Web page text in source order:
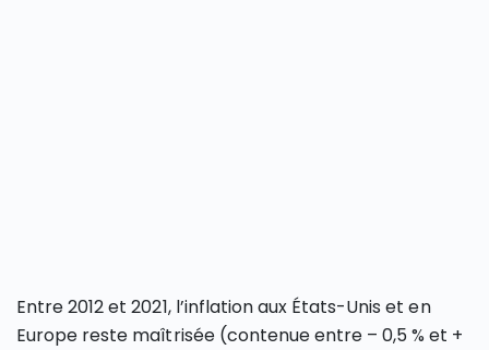
Entre 2012 et 2021, l’inflation aux États-Unis et en
Europe reste maîtrisée (contenue entre – 0,5 % et +